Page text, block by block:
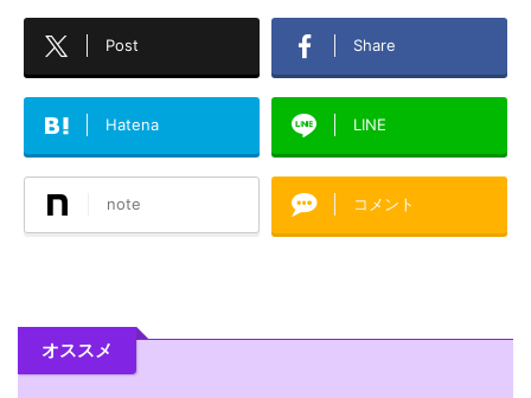
Post Share
Hatena LINE
note コメント
オススメ